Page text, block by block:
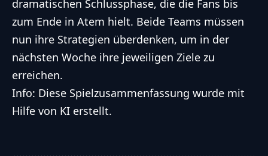
dramatischen Schlussphase, die die Fans bis
zum Ende in Atem hielt. Beide Teams müssen
nun ihre Strategien überdenken, um in der
nächsten Woche ihre jeweiligen Ziele zu
erreichen.
Info: Diese Spielzusammenfassung wurde mit
Hilfe von KI erstellt.